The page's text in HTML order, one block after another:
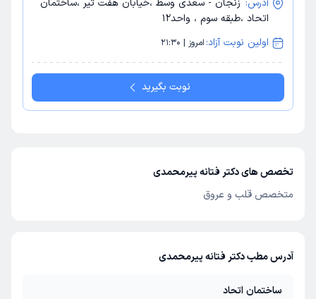
آدرس: زنجان - سعدی وسط ،خیابان هفت تیر ،ساختمان
اتحاد ،طبقه سوم ، واحد12
اولین نوبت آزاد: امروز | 21:30
نوبت بگیرید
تخصص های دکتر فتانه پیرمحمدی
متخصص قلب و عروق
آدرس مطب دکتر فتانه پیرمحمدی
ساختمان اتحاد